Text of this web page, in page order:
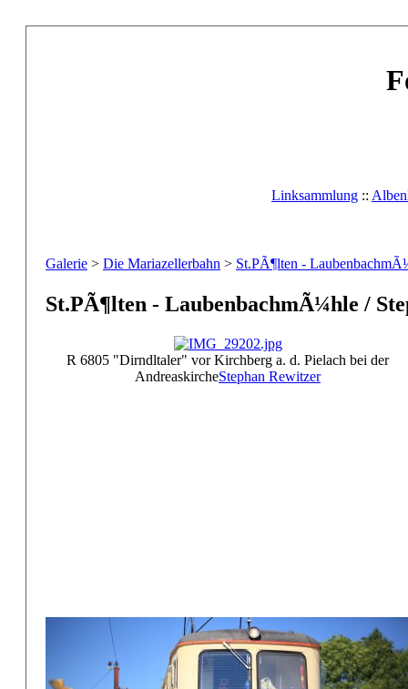
Linksammlung ::
Galerie > Die Mariazellerbahn > St.PÃ¶lten -
St.PÃ¶lten - LaubenbachmÃ¼hle /
R 6805 "Dirndltaler" vor Kirchberg a. d. Pielach bei der
AndreaskircheStephan Rewitzer